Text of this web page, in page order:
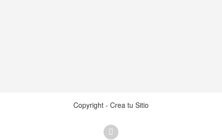
Copyright - Crea tu Sitio